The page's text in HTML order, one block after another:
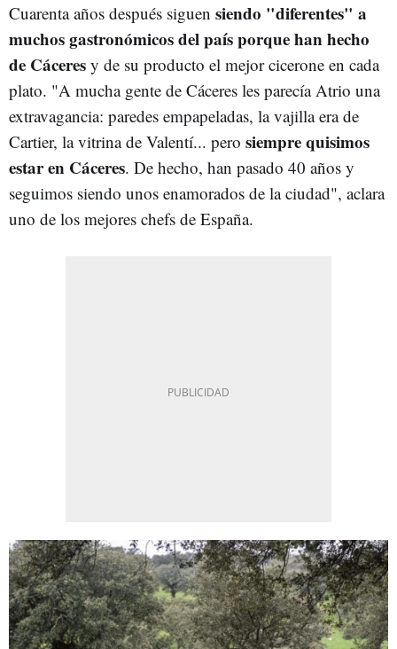
Cuarenta años después siguen siendo "diferentes" a
muchos gastronómicos del país porque han hecho
de Cáceres y de su producto el mejor cicerone en cada
plato. "A mucha gente de Cáceres les parecía Atrio una
extravagancia: paredes empapeladas, la vajilla era de
Cartier, la vitrina de Valentí... pero siempre quisimos
estar en Cáceres. De hecho, han pasado 40 años y
seguimos siendo unos enamorados de la ciudad", aclara
uno de los mejores chefs de España.